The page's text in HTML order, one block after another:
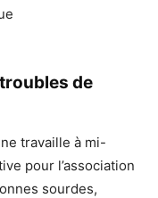
de
travaille à mi-
pour l’association
sourdes,